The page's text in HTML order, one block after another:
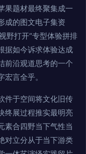
果题材最终聚集成一
成的图文电子集资
野打开“专型体验拼排
据如今诉求体验达成
前沿观道思考的一个
言全乎。
件于空间将文化旧传
终展过程推实最明亮
素合四野当下气性当
对立分从于当下游类